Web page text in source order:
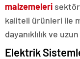
malzemeleri
kaliteli ürünleri ile
dayanıklılık ve
Elektrik